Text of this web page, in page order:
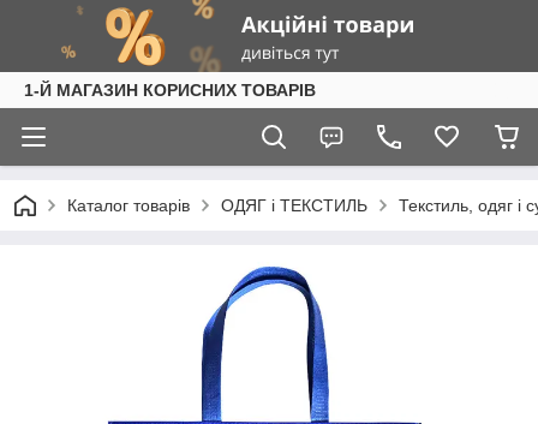
1-Й МАГАЗИН КОРИСНИХ ТОВАРІВ
Каталог товарів ОДЯГ і ТЕКСТИЛЬ Текстиль, одяг і